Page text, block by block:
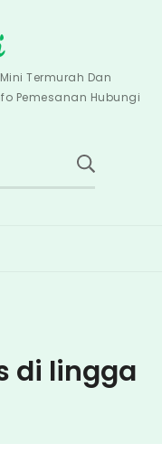
Termurah Dan
Pemesanan Hubungi
di lingga